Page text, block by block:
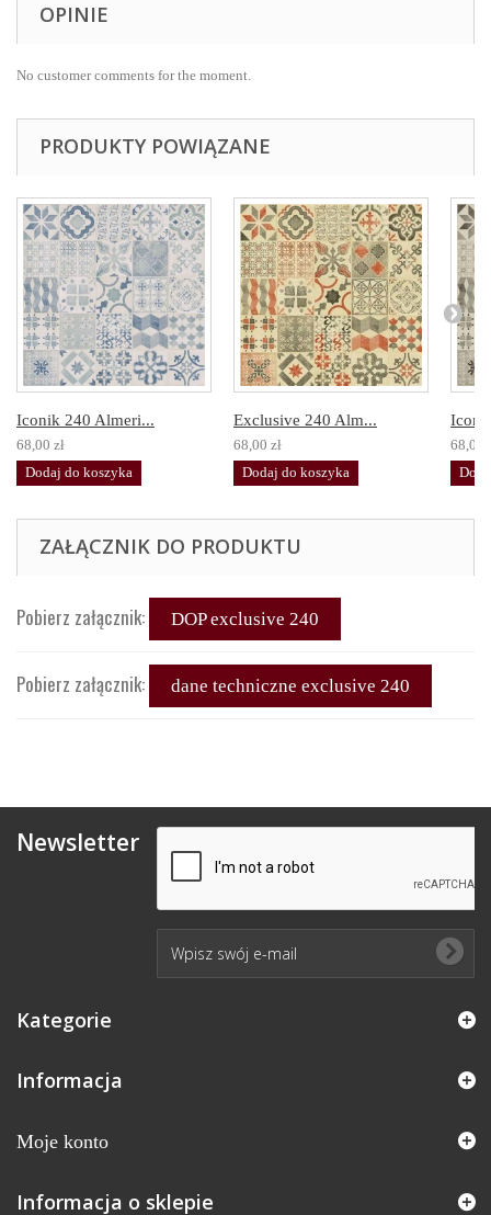
OPINIE
No customer comments for the moment.
PRODUKTY POWIĄZANE
Iconik 240 Almeri...
68,00 zł
Dodaj do koszyka
Exclusive 240 Alm...
68,00 zł
Dodaj do koszyka
68,00
ZAŁĄCZNIK DO PRODUKTU
Pobierz załącznik: DOP exclusive 240
Pobierz załącznik: dane techniczne exclusive 240
Newsletter
Kategorie
Informacja
Moje konto
Informacja o sklepie